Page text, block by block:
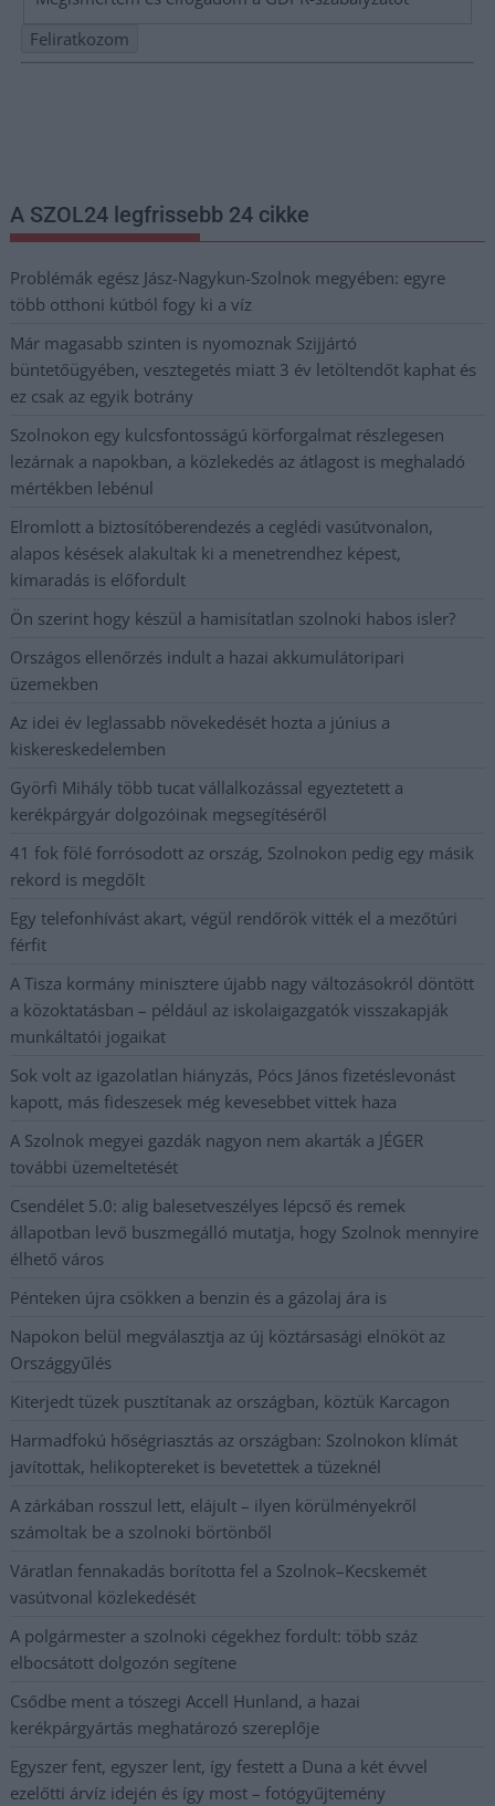
A SZOL24 legfrissebb 24 cikke
Problémák egész Jász-Nagykun-Szolnok megyében: egyre
több otthoni kútból fogy ki a víz
Már magasabb szinten is nyomoznak Szijjártó
büntetőügyében, vesztegetés miatt 3 év letöltendőt kaphat és
ez csak az egyik botrány
Szolnokon egy kulcsfontosságú körforgalmat részlegesen
lezárnak a napokban, a közlekedés az átlagost is meghaladó
mértékben lebénul
Elromlott a biztosítóberendezés a ceglédi vasútvonalon,
alapos késések alakultak ki a menetrendhez képest,
kimaradás is előfordult
Ön szerint hogy készül a hamisítatlan szolnoki habos isler?
Országos ellenőrzés indult a hazai akkumulátoripari
üzemekben
Az idei év leglassabb növekedését hozta a június a
kiskereskedelemben
Györfi Mihály több tucat vállalkozással egyeztetett a
kerékpárgyár dolgozóinak megsegítéséről
41 fok fölé forrósodott az ország, Szolnokon pedig egy másik
rekord is megdőlt
Egy telefonhívást akart, végül rendőrök vitték el a mezőtúri
férfit
A Tisza kormány minisztere újabb nagy változásokról döntött
a közoktatásban – például az iskolaigazgatók visszakapják
munkáltatói jogaikat
Sok volt az igazolatlan hiányzás, Pócs János fizetéslevonást
kapott, más fideszesek még kevesebbet vittek haza
A Szolnok megyei gazdák nagyon nem akarták a JÉGER
további üzemeltetését
Csendélet 5.0: alig balesetveszélyes lépcső és remek
állapotban levő buszmegálló mutatja, hogy Szolnok mennyire
élhető város
Pénteken újra csökken a benzin és a gázolaj ára is
Napokon belül megválasztja az új köztársasági elnököt az
Országgyűlés
Kiterjedt tüzek pusztítanak az országban, köztük Karcagon
Harmadfokú hőségriasztás az országban: Szolnokon klímát
javítottak, helikoptereket is bevetettek a tüzeknél
A zárkában rosszul lett, elájult – ilyen körülményekről
számoltak be a szolnoki börtönből
Váratlan fennakadás borította fel a Szolnok–Kecskemét
vasútvonal közlekedését
A polgármester a szolnoki cégekhez fordult: több száz
elbocsátott dolgozón segítene
Csődbe ment a tószegi Accell Hunland, a hazai
kerékpárgyártás meghatározó szereplője
Egyszer fent, egyszer lent, így festett a Duna a két évvel
ezelőtti árvíz idején és így most – fotógyűjtemény